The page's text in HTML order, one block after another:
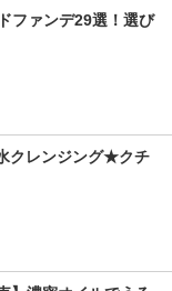
ファンデ29選！選び
クレンジング★クチ